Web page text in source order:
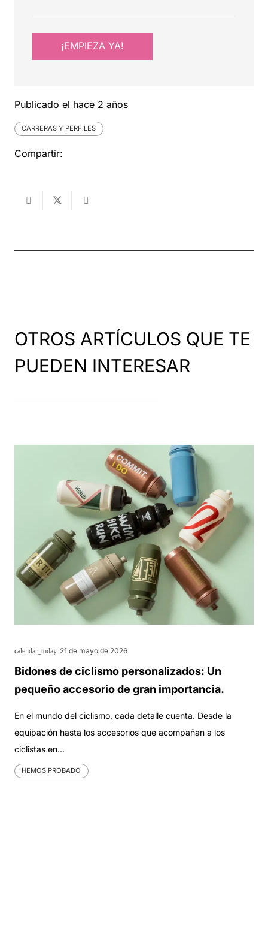
¡EMPIEZA YA!
Publicado el hace 2 años
CARRERAS Y PERFILES
Compartir:
OTROS ARTÍCULOS QUE TE
PUEDEN INTERESAR
calendar_today 21 de mayo de 2026
Bidones de ciclismo personalizados: Un
pequeño accesorio de gran importancia.
En el mundo del ciclismo, cada detalle cuenta. Desde la
equipación hasta los accesorios que acompañan a los
ciclistas en…
HEMOS PROBADO